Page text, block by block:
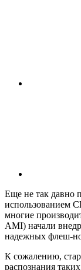
Еще не так давно
использованием
многие
AMI) начали
надежных флеш-
К сожалению,
распознания